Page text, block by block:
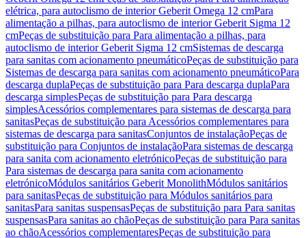
elétrica, para autoclismo de interior Geberit Omega 12 cmPara
alimentação a pilhas, para autoclismo de interior Geberit Sigma 12
cmPeças de substituição para Para alimentação a pilhas, para
autoclismo de interior Geberit Sigma 12 cmSistemas de descarga
para sanitas com acionamento pneumáticoPeças de substituição para
Sistemas de descarga para sanitas com acionamento pneumáticoPara
descarga duplaPeças de substituição para Para descarga duplaPara
descarga simplesPeças de substituição para Para descarga
simplesAcessórios complementares para sistemas de descarga para
sanitasPeças de substituição para Acessórios complementares para
sistemas de descarga para sanitasConjuntos de instalaçãoPeças de
substituição para Conjuntos de instalaçãoPara sistemas de descarga
para sanita com acionamento eletrónicoPeças de substituição para
Para sistemas de descarga para sanita com acionamento
eletrónicoMódulos sanitários Geberit MonolithMódulos sanitários
para sanitasPeças de substituição para Módulos sanitários para
sanitasPara sanitas suspensasPeças de substituição para Para sanitas
suspensasPara sanitas ao chãoPeças de substituição para Para sanitas
ao chãoAcessórios complementaresPeças de substituição para